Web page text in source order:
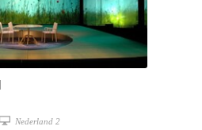
Nederland 2